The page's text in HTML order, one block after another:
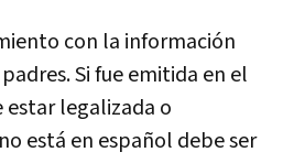
con la información
Si fue emitida en el
legalizada o
está en español debe ser